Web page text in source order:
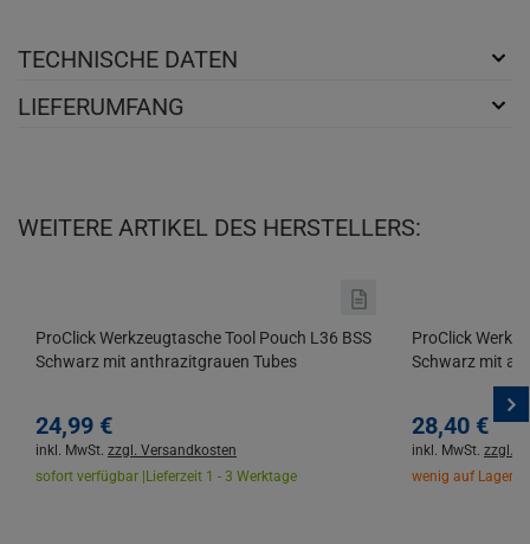
TECHNISCHE DATEN
LIEFERUMFANG
WEITERE ARTIKEL DES HERSTELLERS:
ProClick Werkzeugtasche Tool Pouch L36 BSS
Schwarz mit anthrazitgrauen Tubes
24,99 €
inkl. MwSt. zzgl. Versandkosten
sofort verfügbar | Lieferzeit 1 - 3 Werktage
ProClick
Schwarz mit
28,40 €
inkl. MwSt. zzgl.
wenig auf Lager |